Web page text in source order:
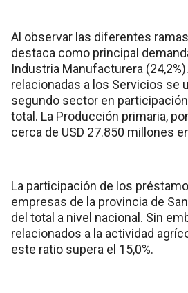
Al observar las diferentes
destaca como principal
Industria Manufacturera
relacionadas a los Servicios se
segundo sector en
total. La Producción primaria,
cerca de USD 27.850 millones
La participación de los
empresas de la provincia de
del total a nivel nacional. Sin
relacionados a la actividad
este ratio supera el 15,0%.